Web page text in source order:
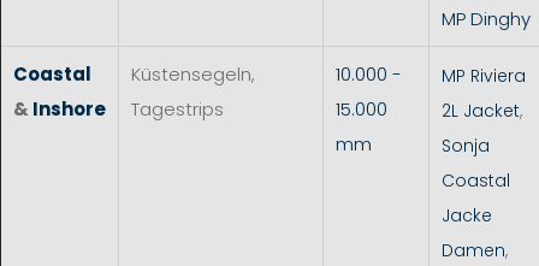
MP Dinghy
Coastal
& Inshore
Küstensegeln,
Tagestrips
10.000 -
15.000
mm
MP Riviera
2L Jacket,
Sonja
Coastal
Jacke
Damen,